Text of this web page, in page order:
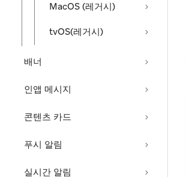
MacOS (레거시)
tvOS(레거시)
배너
인앱 메시지
콘텐츠 카드
푸시 알림
실시간 알림